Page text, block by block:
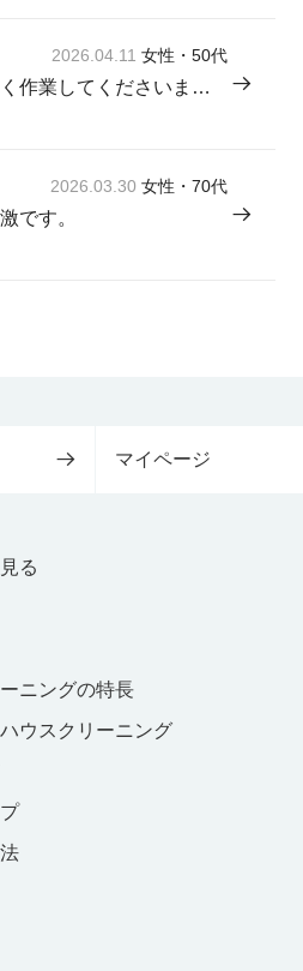
2026.04.11 女性・50代
来てくださった方が感じよく説明もわかりやすく手際よく作業してくださいました。
2026.03.30 女性・70代
です。
マイページ
る
ニングの特長
ウスクリーニング